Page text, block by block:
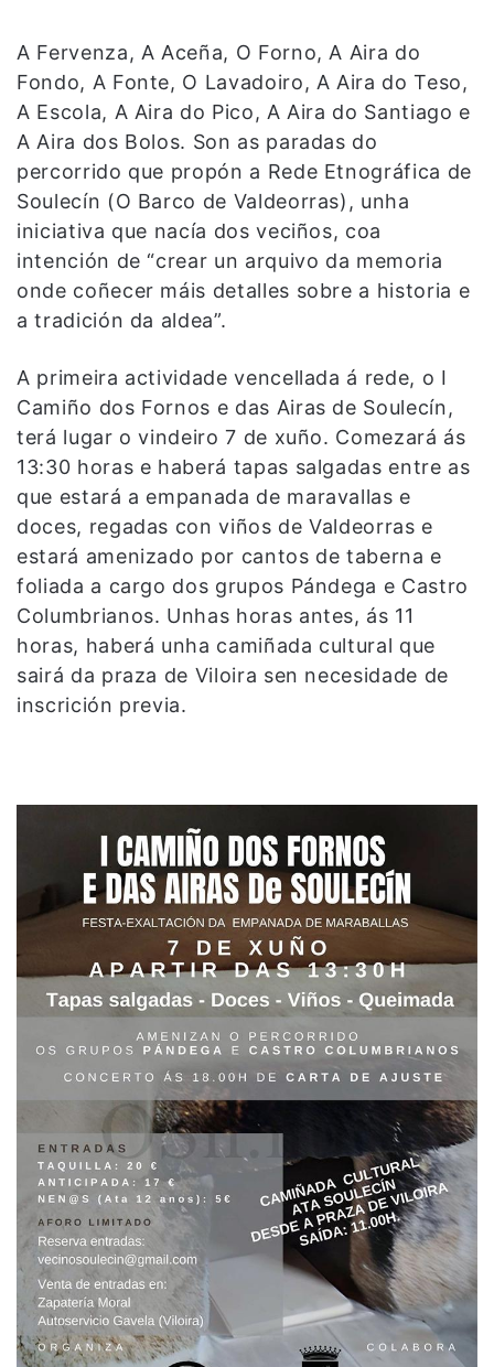
A Fervenza, A Aceña, O Forno, A Aira do
Fondo, A Fonte, O Lavadoiro, A Aira do Teso,
A Escola, A Aira do Pico, A Aira do Santiago e
A Aira dos Bolos. Son as paradas do
percorrido que propón a Rede Etnográfica de
Soulecín (O Barco de Valdeorras), unha
iniciativa que nacía dos veciños, coa
intención de “crear un arquivo da memoria
onde coñecer máis detalles sobre a historia e
a tradición da aldea”.
A primeira actividade vencellada á rede, o I
Camiño dos Fornos e das Airas de Soulecín,
terá lugar o vindeiro 7 de xuño. Comezará ás
13:30 horas e haberá tapas salgadas entre as
que estará a empanada de maravallas e
doces, regadas con viños de Valdeorras e
estará amenizado por cantos de taberna e
foliada a cargo dos grupos Pándega e Castro
Columbrianos. Unhas horas antes, ás 11
horas, haberá unha camiñada cultural que
sairá da praza de Viloira sen necesidade de
inscrición previa.